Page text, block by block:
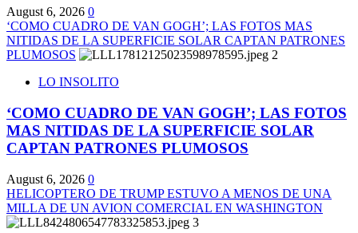
August 6, 2026 0
‘COMO CUADRO DE VAN GOGH’; LAS FOTOS MAS
NITIDAS DE LA SUPERFICIE SOLAR CAPTAN PATRONES
PLUMOSOS
2
LO INSOLITO
‘COMO CUADRO DE VAN GOGH’; LAS FOTOS
MAS NITIDAS DE LA SUPERFICIE SOLAR
CAPTAN PATRONES PLUMOSOS
August 6, 2026 0
HELICOPTERO DE TRUMP ESTUVO A MENOS DE UNA
MILLA DE UN AVION COMERCIAL EN WASHINGTON
3